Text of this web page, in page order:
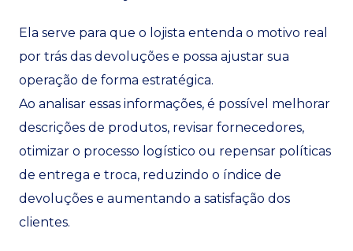
Ela serve para que o lojista entenda o motivo real
por trás das devoluções e possa ajustar sua
operação de forma estratégica.
Ao analisar essas informações, é possível melhorar
descrições de produtos, revisar fornecedores,
otimizar o processo logístico ou repensar políticas
de entrega e troca, reduzindo o índice de
devoluções e aumentando a satisfação dos
clientes.